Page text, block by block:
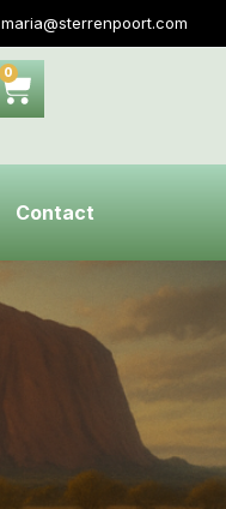
maria@sterrenpoort.com
0
Contact